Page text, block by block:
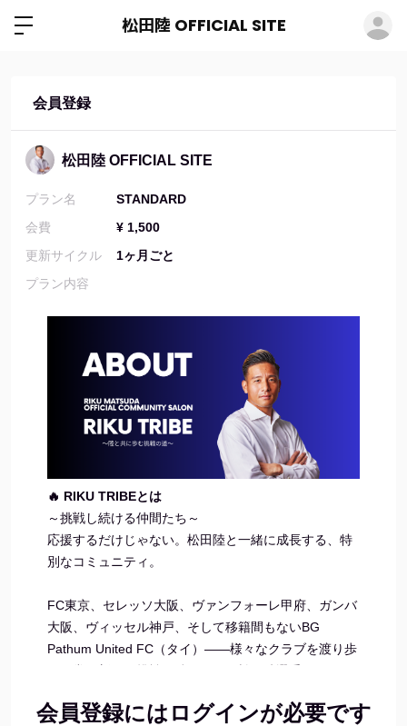
松田陸 OFFICIAL SITE
会員登録
松田陸 OFFICIAL SITE
プラン名
STANDARD
会費
¥ 1,500
更新サイクル
1ヶ月ごと
プラン内容
🔥 RIKU TRIBEとは
～挑戦し続ける仲間たち～
応援するだけじゃない。松田陸と一緒に成長する、特
別なコミュニティ。
FC東京、セレッソ大阪、ヴァンフォーレ甲府、ガンバ
大阪、ヴィッセル神戸、そして移籍間もないBG
Pathum United FC（タイ）——様々なクラブを渡り歩
そんな彼の「泥臭く、ひたむきに」戦う姿勢と「諦め
会員登録にはログインが必要です